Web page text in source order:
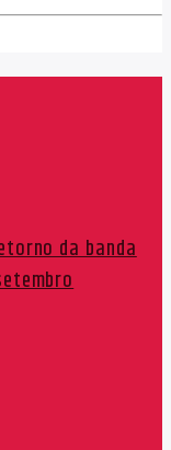
da banda